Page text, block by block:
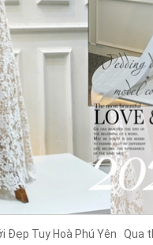
Đẹp Tuy Hoà Phú Yên